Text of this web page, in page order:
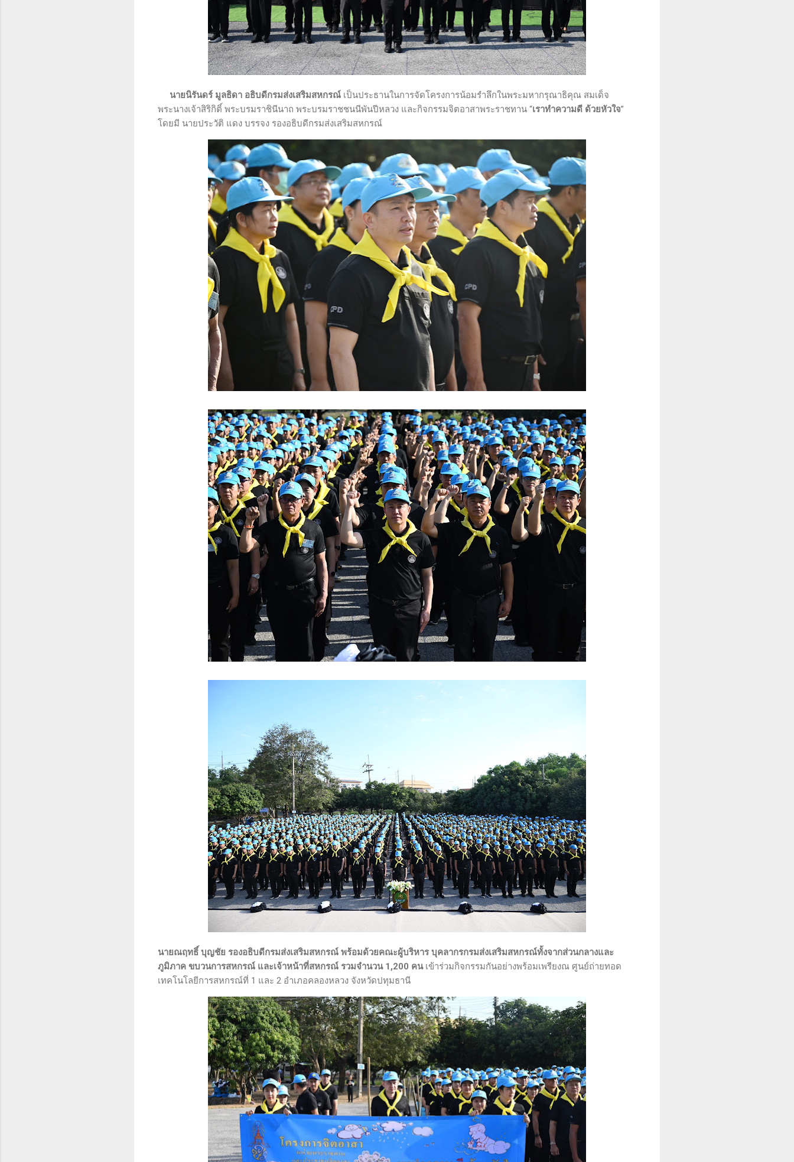
นายนิรันดร์ มูลธิดา อธิบดีกรมส่งเสริมสหกรณ์ เป็นประธานในการจัดโครงการน้อมรำลึกในพระมหากรุณาธิคุณ สมเด็จ
พระนางเจ้าสิริกิติ์ พระบรมราชินีนาถ พระบรมราชชนนีพันปีหลวง และกิจกรรมจิตอาสาพระราชทาน “เราทำความดี ด้วยหัวใจ”
โดยมี นายประวัติ แดง บรรจง รองอธิบดีกรมส่งเสริมสหกรณ์
นายณฤทธิ์ บุญชัย รองอธิบดีกรมส่งเสริมสหกรณ์ พร้อมด้วยคณะผู้บริหาร บุคลากรกรมส่งเสริมสหกรณ์ทั้งจากส่วนกลางและ
ภูมิภาค ขบวนการสหกรณ์ และเจ้าหน้าที่สหกรณ์ รวมจำนวน 1,200 คนเข้าร่วมกิจกรรมกันอย่างพร้อมเพรียงณ ศูนย์ถ่ายทอด
เทคโนโลยีการสหกรณ์ที่ 1 และ 2 อำเภอคลองหลวง จังหวัดปทุมธานี